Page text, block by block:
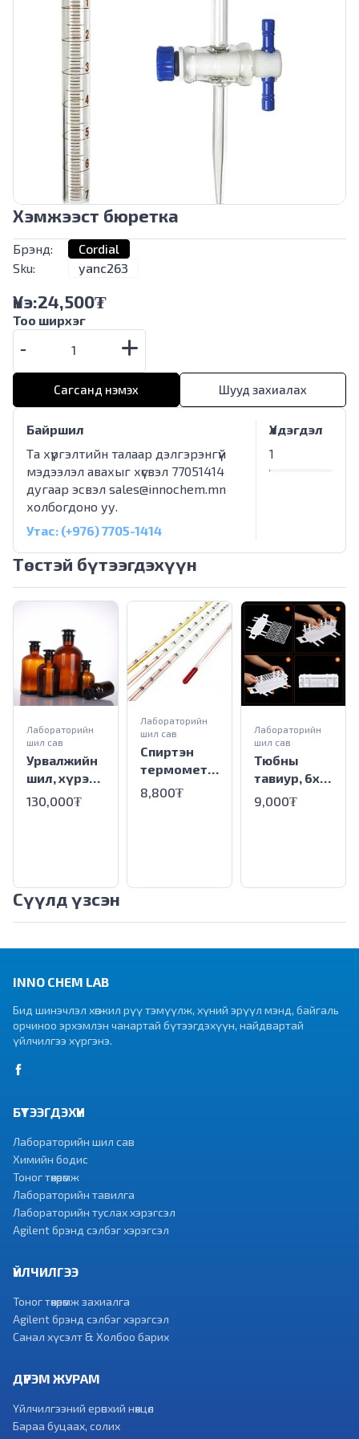
Хэмжээст бюретка
Брэнд:
Cordial
Sku:
yanc263
Үнэ:24,500₮
Тоо ширхэг
Сагсанд нэмэх Шууд захиалах
Байршил
Та хүргэлтийн талаар дэлгэрэнгүй
мэдээлэл авахыг хүсвэл 77051414
дугаар эсвэл sales@innochem.mn
холбогдоно уу.
Утас: (+976) 7705-1414
Үлдэгдэл
1
Төстэй бүтээгдэхүүн
Урвалжийн
шил, хүрэн
reagent
bottle
Лабораторийн
шил сав
130,000₮
Спиртэн
термометр,
Цагаан
дэвсгэртэй
back
Лабораторийн
шил сав
8,800₮
Тюбны
тавиур, 6х15
test tube
rack plastic
Лабораторийн
шил сав
9,000₮
Сүүлд үзсэн
INNO CHEM LAB
Бид шинэчлэл хөгжил рүү тэмүүлж, хүний эрүүл мэнд, байгаль
орчиноо эрхэмлэн чанартай бүтээгдэхүүн, найдвартай
үйлчилгээ хүргэнэ.
БҮТЭЭГДЭХҮҮН
Лабораторийн шил сав
Химийн бодис
Тоног төхөөрөмж
Лабораторийн тавилга
Лабораторийн туслах хэрэгсэл
Agilent брэнд сэлбэг хэрэгсэл
ҮЙЛЧИЛГЭЭ
Тоног төхөөрөмж захиалга
Agilent брэнд сэлбэг хэрэгсэл
Санал хүсэлт & Холбоо барих
ДҮРЭМ ЖУРАМ
Үйлчилгээний ерөнхий нөхцөл
Бараа буцаах, солих